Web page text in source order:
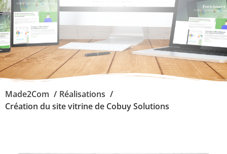
Made2Com
Réalisations
Création du site vitrine de Cobuy Solutions